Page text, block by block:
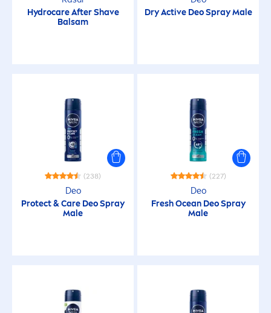
48h+ Pflege
Antibakteriell
Anti-Falten
Anti-Falten
Anti-Schuppen
HydrocareAfter Shave
Balsam
DryActiveDeo Spray Male
(238)
Deo
Protect&Care Deo Spray
Male
(227)
Deo
FreshOcean Deo Spray
Male